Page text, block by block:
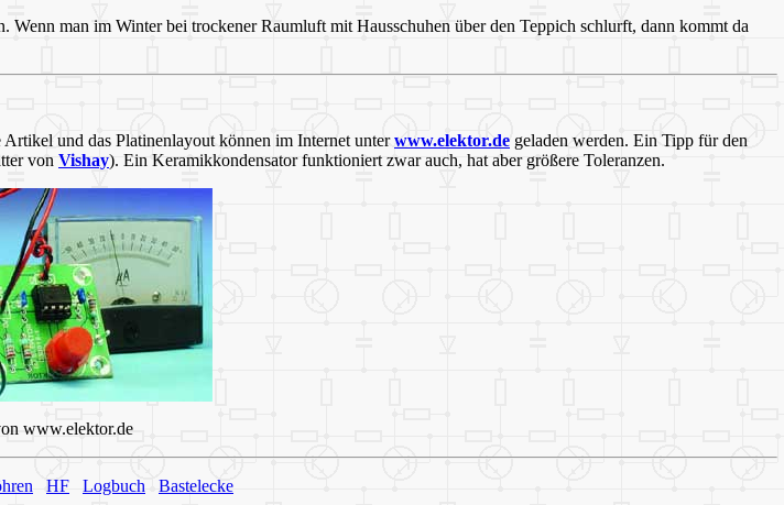
Wenn man im Winter bei trockener Raumluft mit Hausschuhen über den Teppich schlurft, dann kommt da
und das Platinenlayout können im Internet unterwww.elektor.de geladen werden. Ein Tipp für den
von Vishay). Ein Keramikkondensator funktioniert zwar auch, hat aber größere Toleranzen.
www.elektor.de
HF Logbuch Bastelecke